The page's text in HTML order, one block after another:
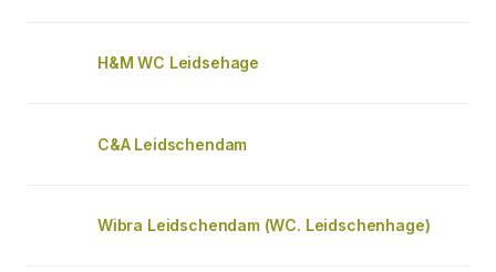
H&M WC Leidsehage
C&A Leidschendam
Wibra Leidschendam (WC. Leidschenhage)